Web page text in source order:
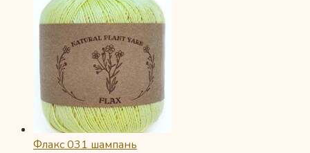
Флакс 031 шампань